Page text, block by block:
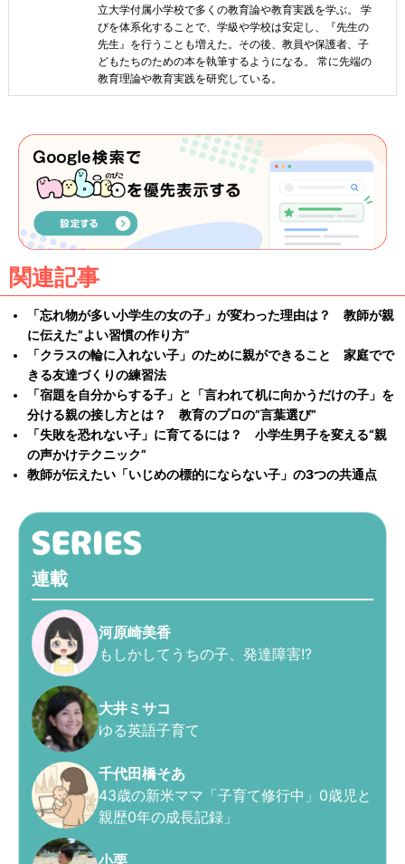
立大学付属小学校で多くの教育論や教育実践を学ぶ。 学
びを体系化することで、学級や学校は安定し、『先生の
先生』を行うことも増えた。その後、教員や保護者、子
どもたちのための本を執筆するようになる。 常に先端の
教育理論や教育実践を研究している。
関連記事
「忘れ物が多い小学生の女の子」が変わった理由は？ 教師が親
に伝えた”よい習慣の作り方”
「クラスの輪に入れない子」のために親ができること 家庭でで
きる友達づくりの練習法
「宿題を自分からする子」と「言われて机に向かうだけの子」を
分ける親の接し方とは？ 教育のプロの”言葉選び”
「失敗を恐れない子」に育てるには？ 小学生男子を変える“親
の声かけテクニック”
教師が伝えたい「いじめの標的にならない子」の3つの共通点
連載
河原崎美香
もしかしてうちの子、発達障害!?
大井ミサコ
ゆる英語子育て
千代田橋そあ
43歳の新米ママ「子育て修行中」0歳児と
親歴0年の成長記録」